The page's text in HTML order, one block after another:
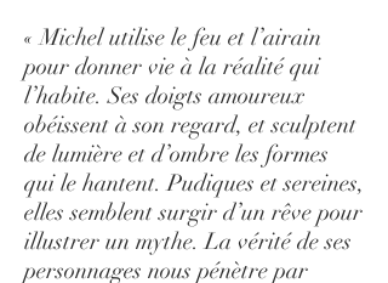
« Michel utilise le feu et l’airain
pour donner vie à la réalité qui
l’habite. Ses doigts amoureux
obéissent à son regard, et sculptent
de lumière et d’ombre les formes
qui le hantent. Pudiques et sereines,
elles semblent surgir d’un rêve pour
illustrer un mythe. La vérité de ses
personnages nous pénètre par